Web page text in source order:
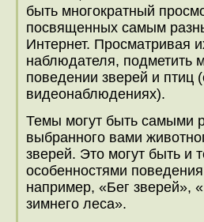
быть многократный
посвященных самым
Интернет. Просматривая
наблюдателя, подметить
поведении зверей и птиц
видеонаблюдениях).
Темы могут быть самыми
выбранного вами
зверей. Это могут быть и
особенностями
например, «Бег зверей»,
зимнего леса».